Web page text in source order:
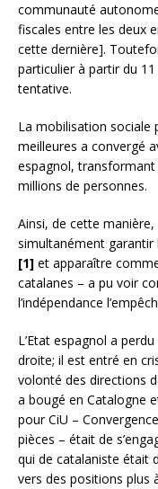
communauté
fiscales entre les deux
cette dernière].
particulier à partir du
tentative.
La mobilisation sociale
meilleures a convergé
espagnol, transformant
millions de personnes.
Ainsi, de cette
simultanément garantir
[1] et apparaître
catalanes – a pu voir
l’indépendance
L’Etat espagnol a
droite; il est entré en
volonté des directions
a bougé en Catalogne
pour CiU –
pièces – était de
qui de catalaniste était
vers des positions plus